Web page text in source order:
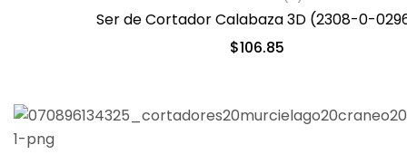
Ser de Cortador Calabaza 3D (2308-0-
$106.85